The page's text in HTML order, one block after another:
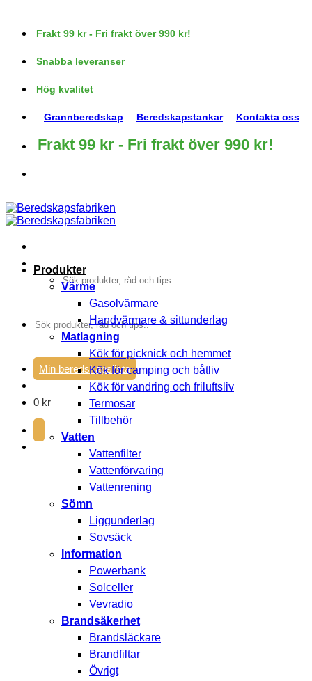
contentFrakt 99 kr - Fri frakt över 990 kr!
Snabba leveranser
Hög kvalitet
Grannberedskap Beredskapstankar Kontakta oss
Frakt 99 kr - Fri frakt över 990 kr!
Sök
efter:
Sök
efter:
Min beredskapslista
0 kr
Produkter
Värme
Gasolvärmare
Handvärmare & sittunderlag
Matlagning
Kök för picknick och hemmet
Kök för camping och båtliv
Kök för vandring och friluftsliv
Termosar
Tillbehör
Vatten
Vattenfilter
Vattenförvaring
Vattenrening
Sömn
Liggunderlag
Sovsäck
Information
Powerbank
Solceller
Vevradio
Brandsäkerhet
Brandsläckare
Brandfiltar
Övrigt